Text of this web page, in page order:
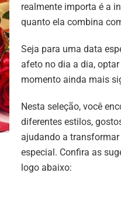
realmente importa é a
quanto ela combina
Seja para uma data
afeto no dia a dia,
momento ainda mais
Nesta seleção, você
diferentes estilos,
ajudando a
especial. Confira as
logo abaixo: